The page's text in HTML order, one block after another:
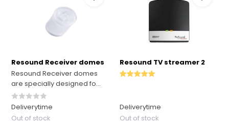
Resound Receiver domes
Resound Receiver domes
are specially designed fo...
Deliverytime
Out of stock
Resound TV streamer 2
Deliverytime
Out of stock